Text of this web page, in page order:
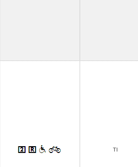
TI